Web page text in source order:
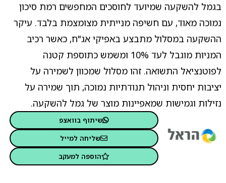
בגמל להשקעה שמיועד לחוסכים המחפשים רמת סיכון
נמוכה מאוד, עם חשיפה מנייתית מצומצמת בלבד. עיקר
ההשקעה במסלול מתבצע באפיקי אג"ח, כאשר רכיב
המניות מוגבל לעד 10% ומשמש כתוספת קטנה
לפוטנציאל התשואה. זהו מסלול שמכוון לשמירה על
יציבות יחסית וניהול תנודתיות נמוכה, תוך שמירה על
נזילות וגמישות שמאפיינות מוצר של גמל להשקעה.
שיתוף בוואצפ
שליחה למייל
הוספה למעקב